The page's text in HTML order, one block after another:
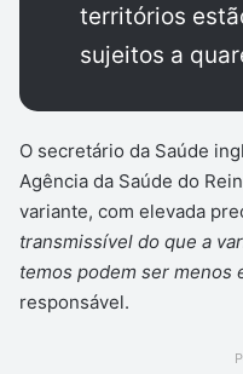
territórios
sujeitos a
O secretário da Saúde
Agência da Saúde do
variante, com elevada
transmissível do que a
temos podem ser menos
responsável.